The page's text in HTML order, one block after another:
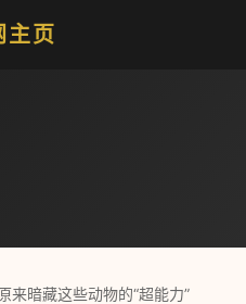
页
来暗藏这些动物的“超能力”